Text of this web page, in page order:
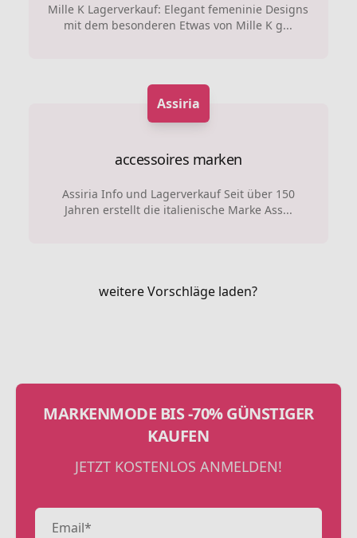
Mille K Lagerverkauf: Elegant femeninie Designs
mit dem besonderen Etwas von Mille K g...
Assiria
accessoires marken
Assiria Info und Lagerverkauf Seit über 150
Jahren erstellt die italienische Marke Ass...
weitere Vorschläge laden?
MARKENMODE BIS -70% GÜNSTIGER
KAUFEN
JETZT KOSTENLOS ANMELDEN!